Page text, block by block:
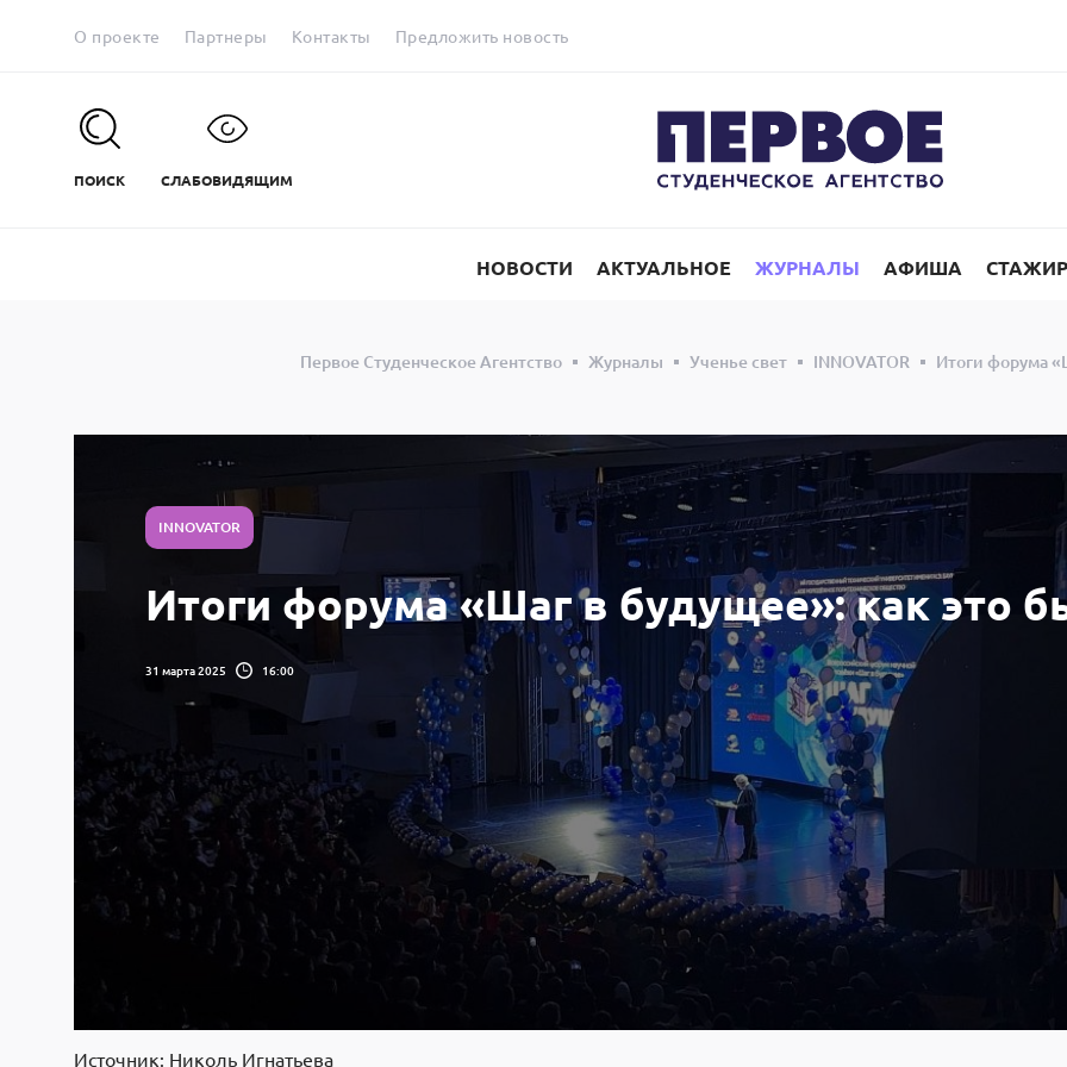
О проекте Партнеры Контакты Предложить новость
ПОИСК СЛАБОВИДЯЩИМ
НОВОСТИ АКТУАЛЬНОЕ ЖУРНАЛЫ АФИША
Первое Студенческое Агентство Журналы Ученье свет INNOVATOR Итоги форума
INNOVATOR
Итоги форума «Шаг в будущее»: как это
31 марта 2025 16:00
Источник: Николь Игнатьева